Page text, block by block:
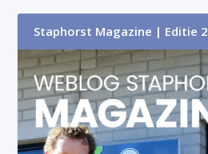
Staphorst Magazine | Editie 2